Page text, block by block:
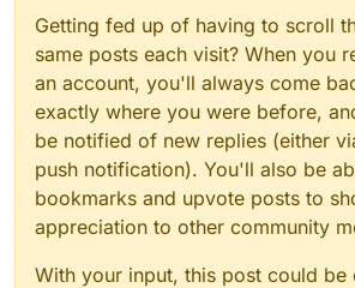
Getting fed up of having to scroll
same posts each visit? When you
an account, you'll always come
exactly where you were before,
be notified of new replies (either
push notification). You'll also be
bookmarks and upvote posts to
appreciation to other community
With your input, this post could be